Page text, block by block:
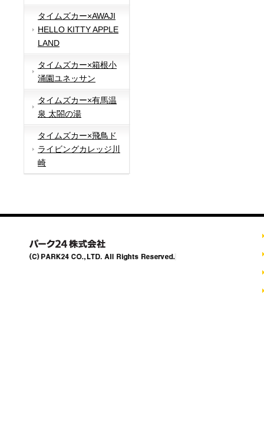
タイムズカー×AWAJI
HELLO KITTY APPLE
LAND
タイムズカー×箱根小
涌園ユネッサン
タイムズカー×有馬温
泉 太閤の湯
タイムズカー×飛鳥ド
ライビングカレッジ川
崎